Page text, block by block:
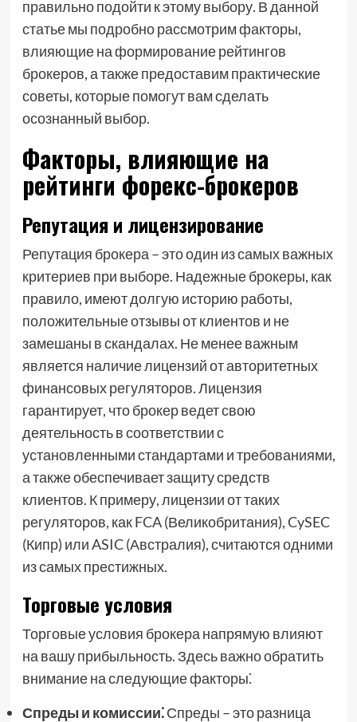
правильно подойти к этому выбору. В данной
статье мы подробно рассмотрим факторы,
влияющие на формирование рейтингов
брокеров, а также предоставим практические
советы, которые помогут вам сделать
осознанный выбор.
Факторы, влияющие на
рейтинги форекс-брокеров
Репутация и лицензирование
Репутация брокера – это один из самых важных
критериев при выборе. Надежные брокеры, как
правило, имеют долгую историю работы,
положительные отзывы от клиентов и не
замешаны в скандалах. Не менее важным
является наличие лицензий от авторитетных
финансовых регуляторов. Лицензия
гарантирует, что брокер ведет свою
деятельность в соответствии с
установленными стандартами и требованиями,
а также обеспечивает защиту средств
клиентов. К примеру, лицензии от таких
регуляторов, как FCA (Великобритания), CySEC
(Кипр) или ASIC (Австралия), считаются одними
из самых престижных.
Торговые условия
Торговые условия брокера напрямую влияют
на вашу прибыльность. Здесь важно обратить
внимание на следующие факторы⁚
Спреды и комиссии⁚Спреды – это разница